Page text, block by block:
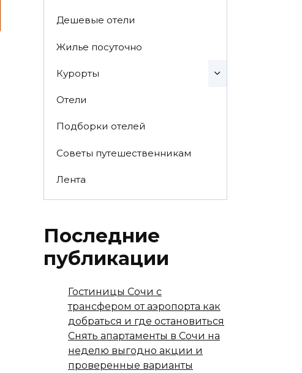
Дешевые отели
Жилье посуточно
Курорты
Отели
Подборки отелей
Советы путешественникам
Лента
Последние
публикации
Гостиницы Сочи с
трансфером от аэропорта как
добраться и где остановиться
Снять апартаменты в Сочи на
неделю выгодно акции и
проверенные варианты